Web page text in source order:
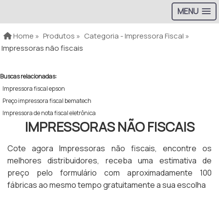
MENU
Home » Produtos » Categoria - Impressora Fiscal »
Impressoras não fiscais
Buscas relacionadas:
Impressora fiscal epson
Preço impressora fiscal bematech
Impressora de nota fiscal eletrônica
IMPRESSORAS NÃO FISCAIS
Cote agora Impressoras não fiscais, encontre os
melhores distribuidores, receba uma estimativa de
preço pelo formulário com aproximadamente 100
fábricas ao mesmo tempo gratuitamente a sua escolha